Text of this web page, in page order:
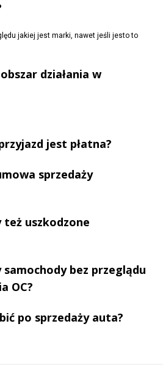
jakiej jest marki, nawet jeśli jesto to
działania w
jest płatna?
sprzedaży
też uszkodzone
samochody bez przeglądu
OC?
po sprzedaży auta?